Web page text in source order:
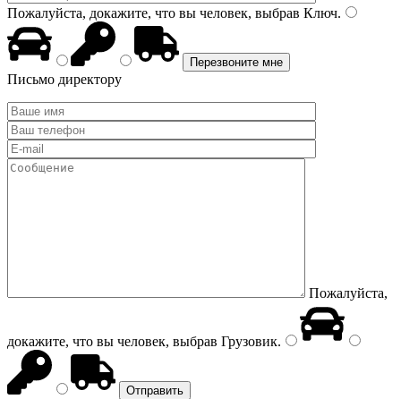
Пожалуйста, докажите, что вы человек, выбрав Ключ.
Письмо директору
Пожалуйста,
докажите, что вы человек, выбрав Грузовик.